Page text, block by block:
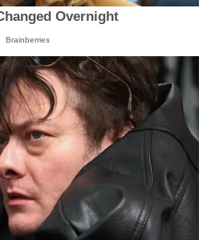
Overnight
Brainberries